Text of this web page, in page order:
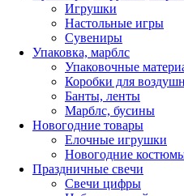
Игрушки
Настольные игры
Сувениры
Упаковка, марблс
Упаковочные
Коробки для
Банты, ленты
Марблс, бусины
Новогодние товары
Елочные игрушки
Новогодние
Праздничные свечи
Свечи цифры